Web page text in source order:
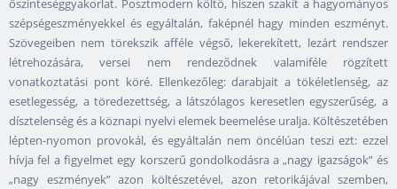
őszinteséggyakorlat. Posztmodern költő, hiszen szakít a hagyományos
szépségeszményekkel és egyáltalán, faképnél hagy minden eszményt.
Szövegeiben nem törekszik afféle végső, lekerekített, lezárt rendszer
létrehozására, versei nem rendeződnek valamiféle rögzített
vonatkoztatási pont köré. Ellenkezőleg: darabjait a tökéletlenség, az
esetlegesség, a töredezettség, a látszólagos keresetlen egyszerűség, a
dísztelenség és a köznapi nyelvi elemek beemelése uralja. Költészetében
lépten-nyomon provokál, és egyáltalán nem öncélúan teszi ezt: ezzel
hívja fel a figyelmet egy korszerű gondolkodásra a „nagy igazságok” és
„nagy eszmények” azon költészetével, azon retorikájával szemben,